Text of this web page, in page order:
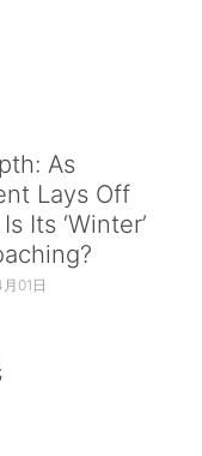
As
Lays Off
Its ‘Winter’
01日